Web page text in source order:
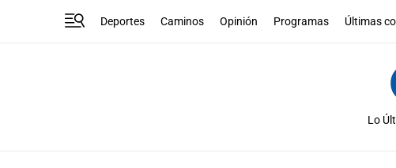
Deportes Caminos Opinión Programas Últimas
Lo